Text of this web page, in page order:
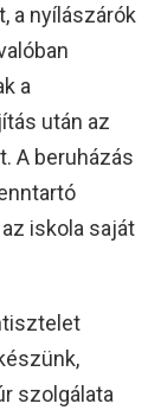
a nyílászárók
a
után az
A beruházás
iskola saját
szolgálata